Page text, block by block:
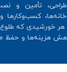
تأمین و
خانه‌ها،
هر خورشیدی که
هزینه‌ها و